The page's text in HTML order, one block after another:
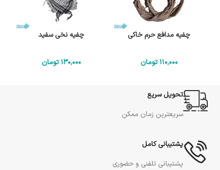
چفیه مدافع حرم خاکی
110٬000 تومان
چفیه نخی سفید
130٬000 تومان
تحویل سریع
سریعترین زمان ممکن
پشتیبانی کامل
پشتیبانی تلفنی و حضوری